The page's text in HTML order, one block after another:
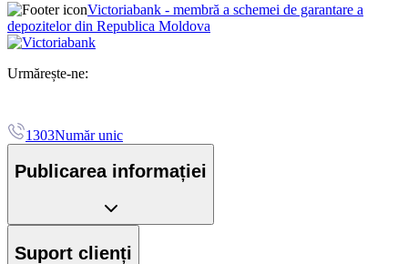
Victoriabank - membră a schemei de garantare a
depozitelor din Republica Moldova
Urmărește-ne:
1303Număr unic
Publicarea informației
Suport clienți